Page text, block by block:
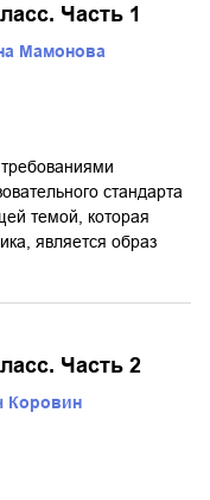
Часть 1
Мамонова
требованиями
стандарта
темой, которая
является образ
Часть 2
Коровин